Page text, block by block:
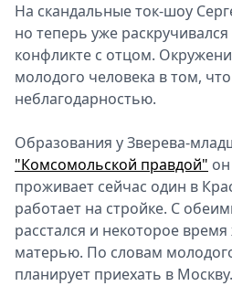
На скандальные ток-шоу
но теперь уже
конфликте с отцом.
молодого человека в том,
неблагодарностью.
Образования у Зверева-
"Комсомольской правдой"
проживает сейчас один в
работает на стройке. С
расстался и некоторое
матерью. По словам
планирует приехать в Москву.